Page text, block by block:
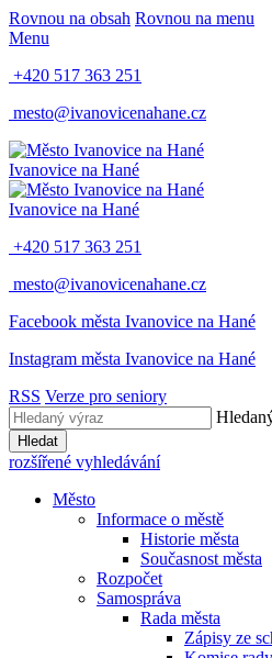
Rovnou na obsah Rovnou na menu
Menu
+420 517 363 251
mesto@ivanovicenahane.cz
Ivanovice na Hané
Ivanovice na Hané
+420 517 363 251
mesto@ivanovicenahane.cz
Facebook města Ivanovice na Hané
Instagram města Ivanovice na Hané
RSS Verze pro seniory
Hledat
rozšířené vyhledávání
Město
Informace o městě
Historie města
Současnost města
Rozpočet
Samospráva
Rada města
Zápisy ze